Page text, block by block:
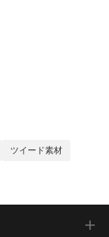
ツイード素材